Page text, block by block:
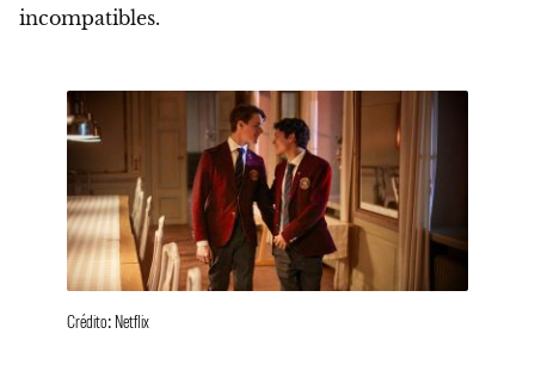
incompatibles.
Crédito: Netflix